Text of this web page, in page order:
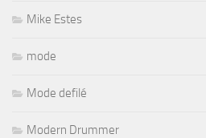
Mike Estes
mode
Mode defilé
Modern Drummer